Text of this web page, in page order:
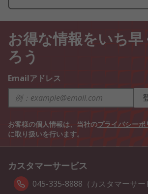
お得な情報をいち
ろう
Emailアドレス
お客様の個人情報は、当社のプライバシーポ
に取り扱いを行います。
カスタマーサービス
045-335-8888（カスタマーサー